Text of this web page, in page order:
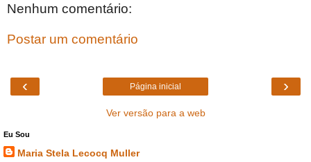
Nenhum comentário:
Postar um comentário
‹ ›
Página inicial
Ver versão para a web
Eu Sou
Maria Stela Lecocq Muller